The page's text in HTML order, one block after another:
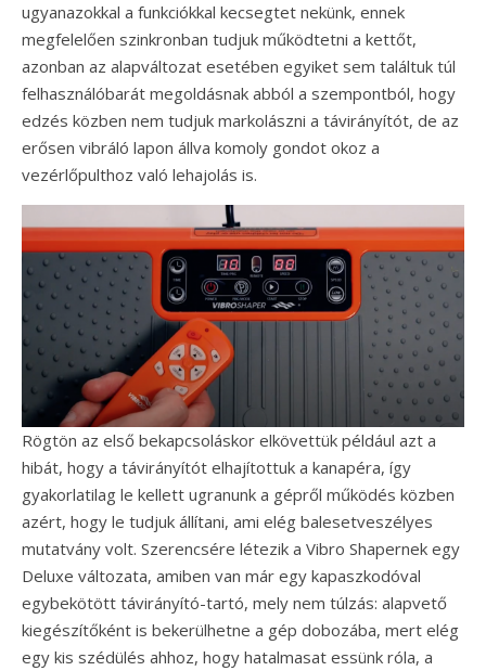
ugyanazokkal a funkciókkal kecsegtet nekünk, ennek
megfelelően szinkronban tudjuk működtetni a kettőt,
azonban az alapváltozat esetében egyiket sem találtuk túl
felhasználóbarát megoldásnak abból a szempontból, hogy
edzés közben nem tudjuk markolászni a távirányítót, de az
erősen vibráló lapon állva komoly gondot okoz a
vezérlőpulthoz való lehajolás is.
Rögtön az első bekapcsoláskor elkövettük például azt a
hibát, hogy a távirányítót elhajítottuk a kanapéra, így
gyakorlatilag le kellett ugranunk a gépről működés közben
azért, hogy le tudjuk állítani, ami elég balesetveszélyes
mutatvány volt. Szerencsére létezik a Vibro Shapernek egy
Deluxe változata, amiben van már egy kapaszkodóval
egybekötött távirányító-tartó, mely nem túlzás: alapvető
kiegészítőként is bekerülhetne a gép dobozába, mert elég
egy kis szédülés ahhoz, hogy hatalmasat essünk róla, a